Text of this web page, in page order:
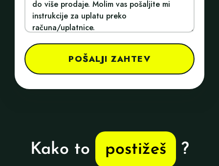
POŠALJI ZAHTEV
Kako to postižeš ?